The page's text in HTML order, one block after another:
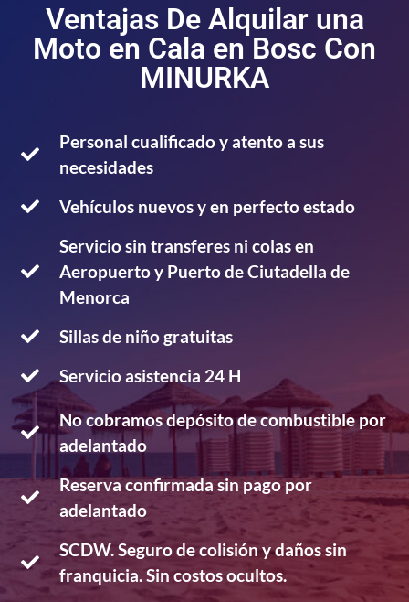
Ventajas De Alquilar una
Moto en Cala en Bosc Con
MINURKA
Personal cualificado y atento a sus
necesidades
Vehículos nuevos y en perfecto estado
Servicio sin transferes ni colas en
Aeropuerto y Puerto de Ciutadella de
Menorca
Sillas de niño gratuitas
Servicio asistencia 24 H
No cobramos depósito de combustible por
adelantado
Reserva confirmada sin pago por
adelantado
SCDW. Seguro de colisión y daños sin
franquicia. Sin costos ocultos.